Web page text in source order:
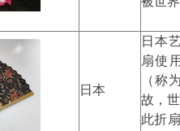
日本
日本
扇使
（称
故，
此折